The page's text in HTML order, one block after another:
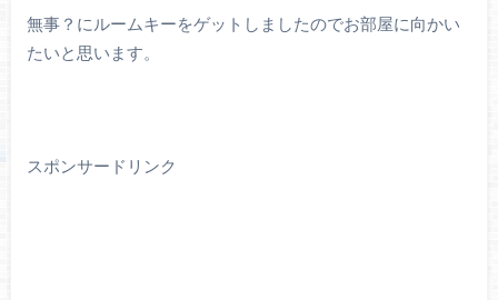
無事？にルームキーをゲットしましたのでお部屋に向かい
たいと思います。
スポンサードリンク